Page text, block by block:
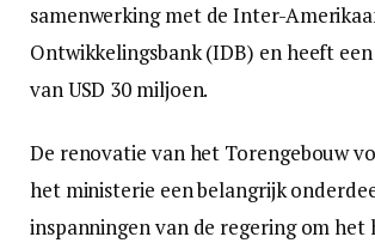
samenwerking met de Inter-
Ontwikkelingsbank (IDB) en heeft
van USD 30 miljoen.
De renovatie van het Torengebouw
het ministerie een belangrijk
inspanningen van de regering om het